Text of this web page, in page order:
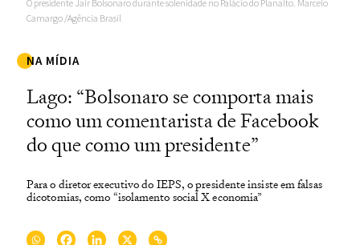
O presidente Jair Bolsonaro durante solenidade no Palácio do Planalto. Marcelo
Camargo /Agência Brasil
NA MÍDIA
Lago: “Bolsonaro se comporta mais
como um comentarista de Facebook
do que como um presidente”
Para o diretor executivo do IEPS, o presidente insiste em falsas
dicotomias, como “isolamento social X economia”